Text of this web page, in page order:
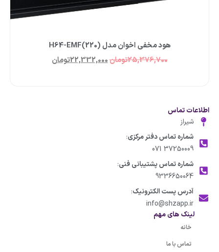
هود مخفی اخوان مدل H64-EMF(220)
25,376,700تومان22,332,000تومان
اطلاعات تماس
شیراز
شماره تماس دفتر مرکزی:
37250009 071
شماره تماس پشتیبانی فنی:
9336650064
آدرس پست الکترونیک:
info@shzapp.ir
لینک های مهم
خانه
تماس با ما